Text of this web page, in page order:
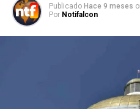
Publicado Hace 9 meses
Por Notifalcon